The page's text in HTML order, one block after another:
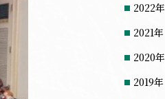
2022年
2021年
2020年
2019年